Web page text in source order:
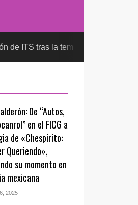
temporada futbolera, aseguran la
De “Autos,
en el FICG a
de «Chespirito:
Queriendo»,
su momento en
mexicana
2025